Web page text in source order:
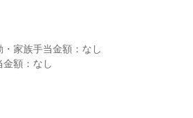
家族手当金額：なし
額：なし